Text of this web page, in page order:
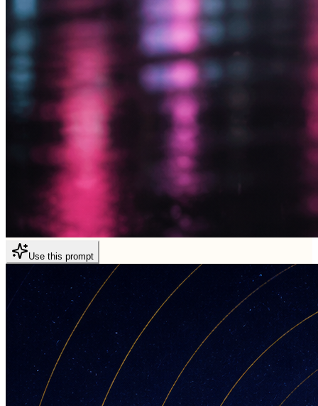
Use this prompt